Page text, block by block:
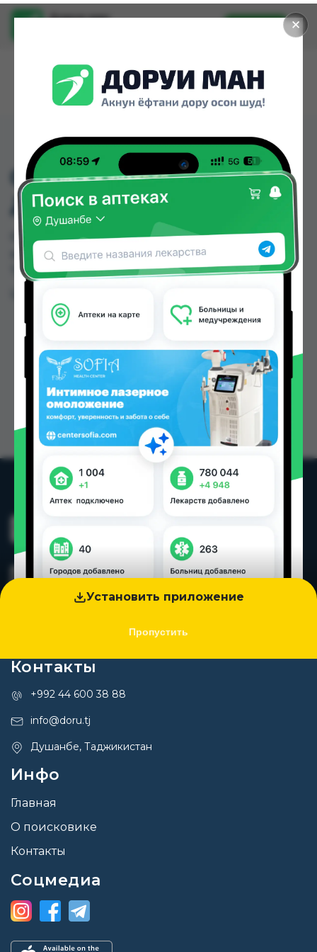
✕
Установить приложение
Пропустить
Доруи ман
Установить
0025 НАШЕНИК
ДЕТСКИЙ
0025 НАШЕНИК ДЕТСКИЙ можно купить или
заказать в аптеках Душанбе и других городах
Таджикистана
Контакты
+992 44 600 38 88
info@doru.tj
Душанбе, Таджикистан
Инфо
Главная
О поисковике
Контакты
Соцмедиа